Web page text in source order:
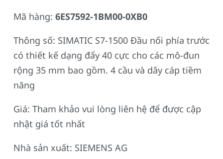
Mã hàng: 6ES7592-1BM00-0XB0
Thông số: SIMATIC S7-1500 Đầu nối phía trước
có thiết kế dạng đẩy 40 cực cho các mô-đun
rộng 35 mm bao gồm. 4 cầu và dây cáp tiềm
năng
Giá: Tham khảo vui lòng liên hệ để được cập
nhật giá tốt nhất
Nhà sản xuất: SIEMENS AG